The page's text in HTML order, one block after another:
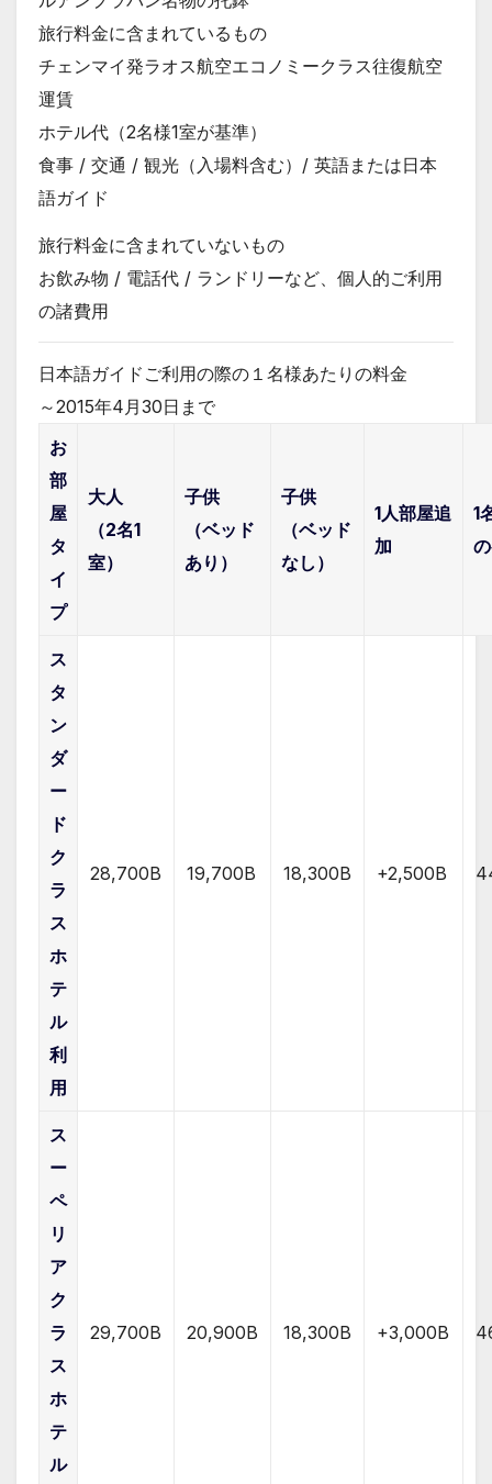
旅行料金に含まれているもの
チェンマイ発ラオス航空エコノミークラス往復航空
運賃
ホテル代（2名様1室が基準）
食事 / 交通 / 観光（入場料含む）/ 英語または日本
語ガイド
旅行料金に含まれていないもの
お飲み物 / 電話代 / ランドリーなど、個人的ご利用
の諸費用
日本語ガイド ご利用の際の１名様あたりの料金
～2015年4月30日まで
お
部
屋
タ
イ
プ
大人
（2名1
室）
子供
（ベッド
あり）
子供
（ベッド
なし）
1人部屋追
加
1
ス
タ
ン
ダ
ー
ド
ク
ラ
ス
ホ
テ
ル
利
用
28,700B 19,700B 18,300B +2,500B
ス
ー
ペ
リ
ア
ク
ラ
ス
ホ
テ
ル
29,700B 20,900B 18,300B +3,000B